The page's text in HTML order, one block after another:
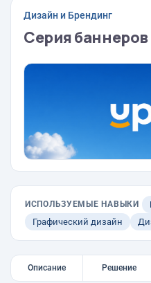
Дизайн и Брендинг
Серия
ИСПОЛЬЗУЕМЫЕ НАВЫКИ
Графический дизайн
Описание Решение